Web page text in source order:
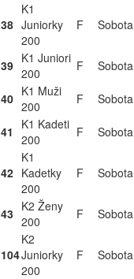
38
K1
Juniorky
200
F Sobota
39 K1 Juniori
200
F Sobota
40 K1 Muži
200
F Sobota
41
K1 Kadeti
200
F Sobota
42
K1
Kadetky
200
F Sobota
43 K2 Ženy
200
F Sobota
104
K2
Juniorky
200
F Sobota